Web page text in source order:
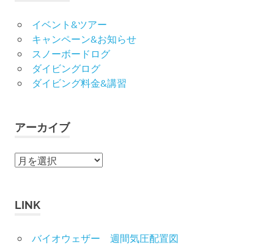
イベント&ツアー
キャンペーン&お知らせ
スノーボードログ
ダイビングログ
ダイビング料金&講習
アーカイブ
ア
イ
LINK
バイオウェザー 週間気圧配置図